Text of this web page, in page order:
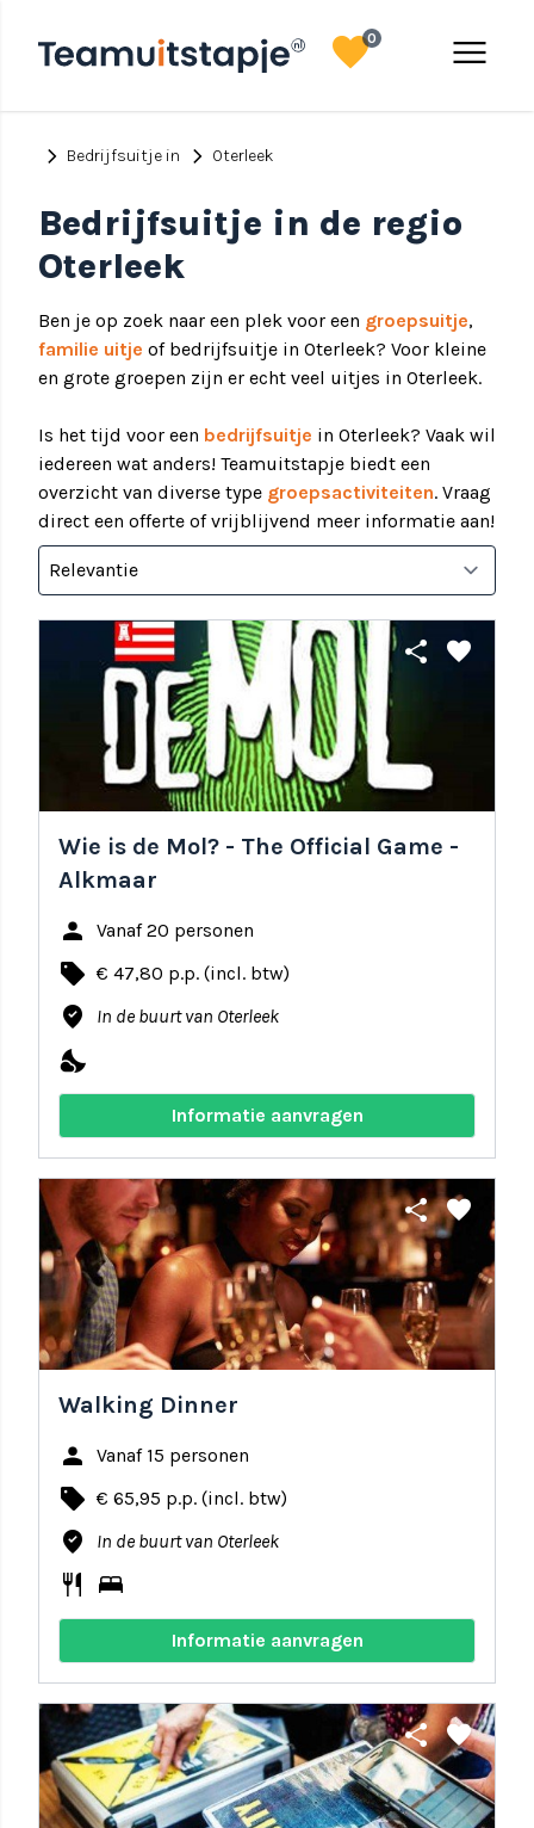
menu
favorite0
chevron_right Bedrijfsuitje in chevron_right Oterleek
Bedrijfsuitje in de regio
Oterleek
Ben je op zoek naar een plek voor een groepsuitje,
familie uitje of bedrijfsuitje in Oterleek? Voor kleine
en grote groepen zijn er echt veel uitjes in Oterleek.
Is het tijd voor een bedrijfsuitje in Oterleek? Vaak wil
iedereen wat anders! Teamuitstapje biedt een
overzicht van diverse type groepsactiviteiten. Vraag
direct een offerte of vrijblijvend meer informatie aan!
share favorite
Wie is de Mol? - The Official Game -
Alkmaar
person Vanaf 20 personen
local_offer € 47,80 p.p. (incl. btw)
where_to_vote In de buurt van Oterleek
nights_stay
Informatie aanvragen
share favorite
Walking Dinner
person Vanaf 15 personen
local_offer € 65,95 p.p. (incl. btw)
where_to_vote In de buurt van Oterleek
restaurant bed
Informatie aanvragen
share favorite